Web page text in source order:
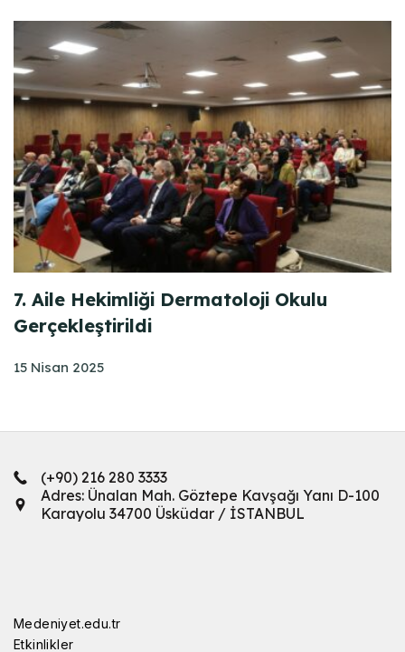
7. Aile Hekimliği Dermatoloji Okulu
Gerçekleştirildi
15 Nisan 2025
(+90) 216 280 3333
Adres: Ünalan Mah. Göztepe Kavşağı Yanı D-100
Karayolu 34700 Üsküdar / İSTANBUL
Medeniyet.edu.tr
Etkinlikler